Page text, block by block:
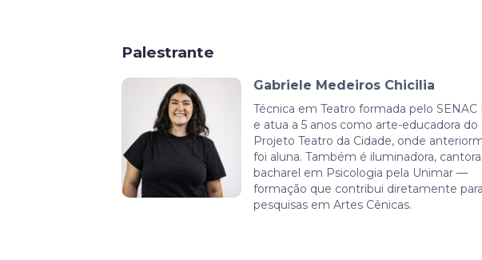
Palestrante
Gabriele Medeiros Chicilia
Técnica em Teatro formada pelo SENAC
e atua a 5 anos como arte-educadora do
Projeto Teatro da Cidade, onde
foi aluna. Também é iluminadora,
bacharel em Psicologia pela Unimar —
formação que contribui diretamente
pesquisas em Artes Cênicas.